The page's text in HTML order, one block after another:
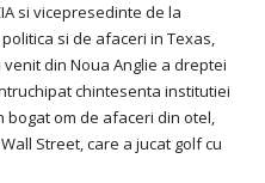
si vicepresedinte de la
si de afaceri in Texas,
din Noua Anglie a dreptei
chintesenta institutiei
bogat om de afaceri din otel,
Street, care a jucat golf cu